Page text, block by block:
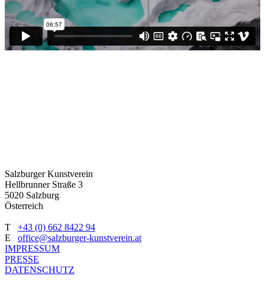
Salzburger Kunstverein
Hellbrunner Straße 3
5020 Salzburg
Österreich
T +43 (0) 662 8422 94
E office@salzburger-kunstverein.at
IMPRESSUM
PRESSE
DATENSCHUTZ